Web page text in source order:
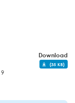
Download
(35 KB)